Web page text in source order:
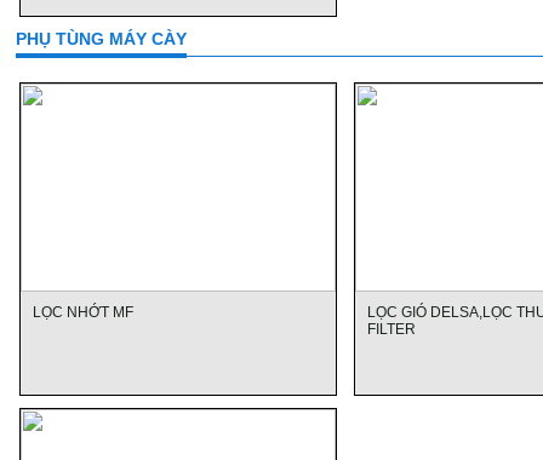
PHỤ TÙNG MÁY CÀY
LỌC NHỚT MF
LỌC GIÓ DELSA,LỌC
FILTER